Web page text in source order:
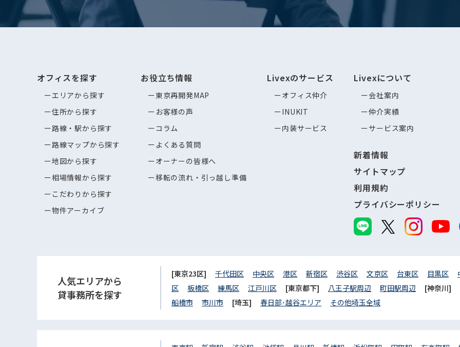
オフィスを探す
エリアから探す
住所から探す
路線・駅から探す
路線マップから探す
地図から探す
相場情報から探す
こだわりから探す
物件アーカイブ
お役立ち情報
東京再開発MAP
お客様の声
コラム
よくある質問
オーナーの皆様へ
移転の流れ・引っ越し準備
Livexのサービス
オフィス仲介
INUKIT
内装サービス
Livexについて
会社案内
仲介実績
サービス案内
新着情報
サイトマップ
利用規約
プライバシーポリシー
人気エリアから
貸事務所を探す
[東京23区] 千代田区 中央区 港区 新宿区 渋谷区 文京区 台東区 目黒区
区
板橋区 練馬区 江戸川区 [東京都下] 八王子駅周辺 町田駅周辺 [神奈川]
船橋市
市川市 [埼玉] 春日部･越谷エリア その他埼玉全域